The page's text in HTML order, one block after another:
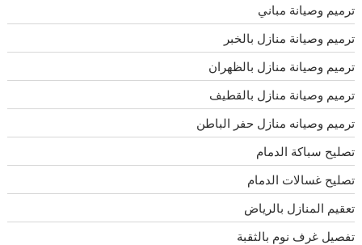
ترميم وصيانة مباني
ترميم وصيانة منازل بالخبر
ترميم وصيانة منازل بالظهران
ترميم وصيانة منازل بالقطيف
ترميم وصيانه منازل حفر الباطن
تصليح سباكة الدمام
تصليح غسالات الدمام
تعقيم المنازل بالرياض
تفصيل غرف نوم بالثقبة